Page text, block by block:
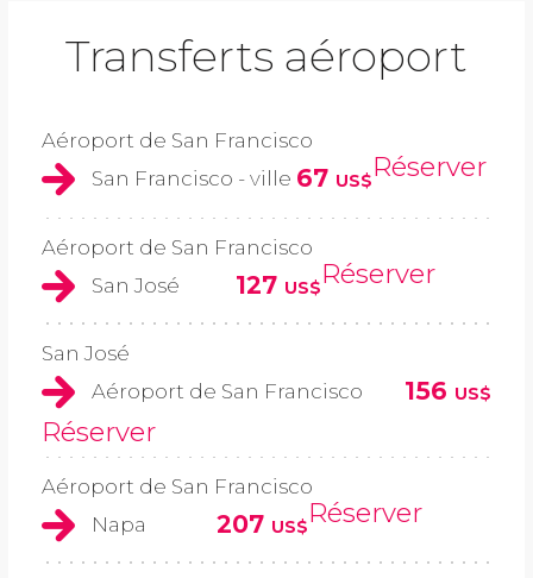
Transferts aéroport
Aéroport de San Francisco
San Francisco - ville 67 US$Réserver
Aéroport de San Francisco
San José
127 US$Réserver
San José
Aéroport de San Francisco
156 US$
Réserver
Aéroport de San Francisco
Napa
207 US$Réserver